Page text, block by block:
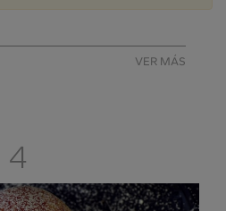
VER MÁS
4